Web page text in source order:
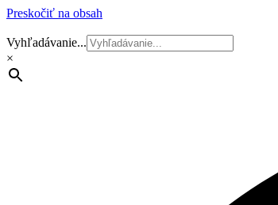
Preskočiť na obsah
Vyhľadávanie...
×